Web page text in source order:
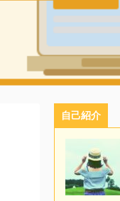
自己紹介